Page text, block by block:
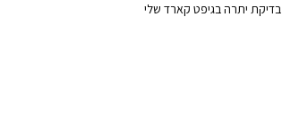
בדיקת יתרה בגיפט קארד שלי